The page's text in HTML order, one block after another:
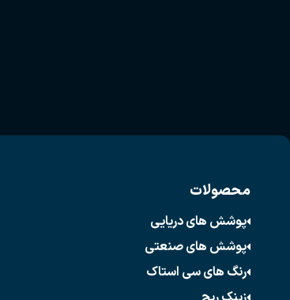
محصولات
پوشش های دریایی
پوشش های صنعتی
رنگ های سی استاک